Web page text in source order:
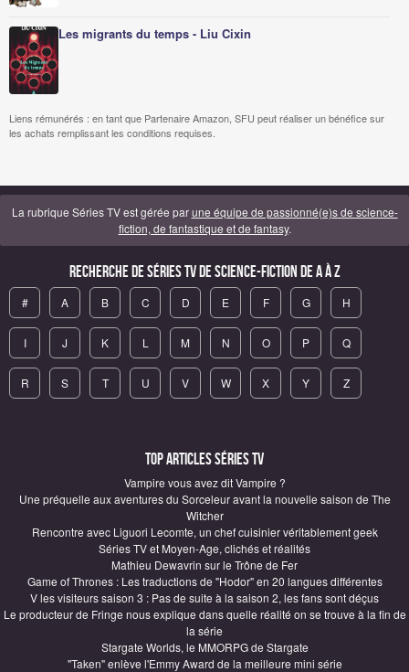
Les migrants du temps - Liu Cixin
Liens rémunérés : en tant que Partenaire Amazon, SFU peut réaliser un bénéfice sur
les achats remplissant les conditions requises.
La rubrique Séries TV est gérée parune équipe de passionné(e)s de science-
fiction, de fantastique et de fantasy.
Recherche de Séries TV de science-fiction de A à Z
# A B C D E F G H
I J K L M N O P Q
R S T U V W X Y Z
Top articles Séries TV
Vampire vous avez dit Vampire ?
Une préquelle aux aventures du Sorceleur avant la nouvelle saison de The
Witcher
Rencontre avec Liguori Lecomte, un chef cuisinier véritablement geek
Séries TV et Moyen-Age, clichés et réalités
Mathieu Dewavrin sur le Trône de Fer
Game of Thrones : Les traductions de "Hodor" en 20 langues différentes
V les visiteurs saison 3 : Pas de suite à la saison 2, les fans sont déçus
Le producteur de Fringe nous explique dans quelle réalité on se trouve à la fin de
la série
Stargate Worlds, le MMORPG de Stargate
"Taken" enlève l'Emmy Award de la meilleure mini série